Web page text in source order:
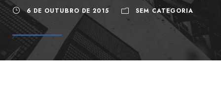
6 DE OUTUBRO DE 2015 SEM CATEGORIA